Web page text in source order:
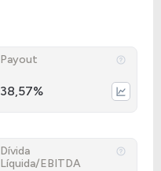
Payout
38,57%
Dívida
Líquida/EBITDA